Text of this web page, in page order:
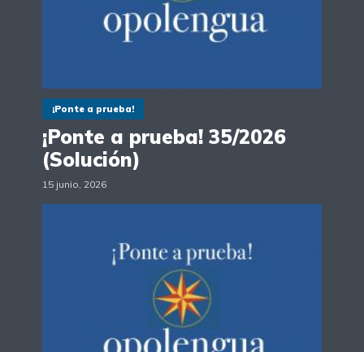
¡Ponte a prueba!
¡Ponte a prueba! 35/2026
(Solución)
15 junio, 2026